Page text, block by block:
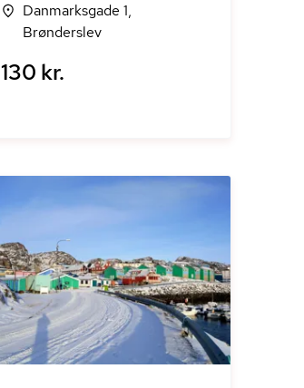
Danmarksgade 1,
Brønderslev
130 kr.